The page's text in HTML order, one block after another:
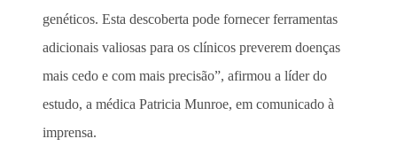
genéticos. Esta descoberta pode fornecer ferramentas
adicionais valiosas para os clínicos preverem doenças
mais cedo e com mais precisão”, afirmou a líder do
estudo, a médica Patricia Munroe, em comunicado à
imprensa.